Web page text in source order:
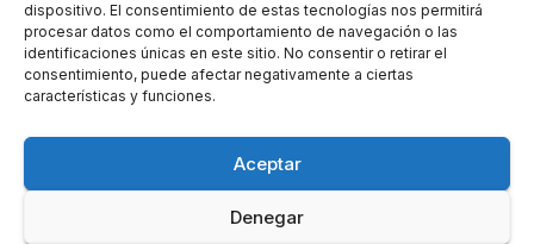
dispositivo. El consentimiento de estas tecnologías nos permitirá
procesar datos como el comportamiento de navegación o las
identificaciones únicas en este sitio. No consentir o retirar el
consentimiento, puede afectar negativamente a ciertas
características y funciones.
Aceptar
Denegar
Societat
Excursionista de
València